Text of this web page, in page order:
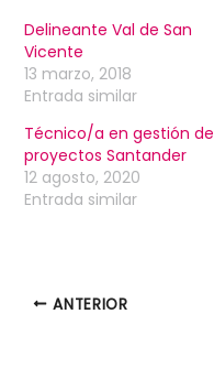
Delineante Val de San
Vicente
13 marzo, 2018
Entrada similar
Técnico/a en gestión de
proyectos Santander
12 agosto, 2020
Entrada similar
ANTERIOR